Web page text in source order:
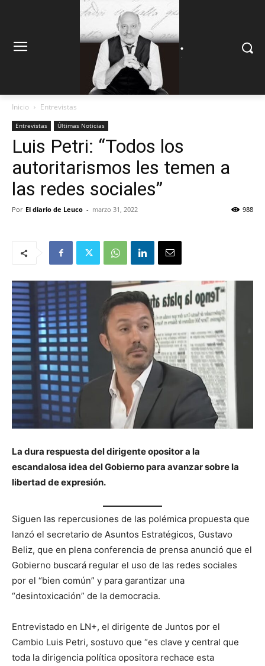
.
Inicio Entrevistas
Entrevistas Últimas Noticias
Luis Petri: “Todos los
autoritarismos les temen a
las redes sociales”
Por El diario de Leuco - marzo 31, 2022 988
La dura respuesta del dirigente opositor a la
escandalosa idea del Gobierno para avanzar sobre la
libertad de expresión.
Siguen las repercusiones de las polémica propuesta que
lanzó el secretario de Asuntos Estratégicos, Gustavo
Beliz, que en plena conferencia de prensa anunció que el
Gobierno buscará regular el uso de las redes sociales
por el “bien común” y para garantizar una
“desintoxicación” de la democracia.
Entrevistado en LN+, el dirigente de Juntos por el
Cambio Luis Petri, sostuvo que “es clave y central que
toda la dirigencia política opositora rechace esta